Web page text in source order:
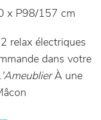
x P98/157 cm
relax électriques
dans votre
À une